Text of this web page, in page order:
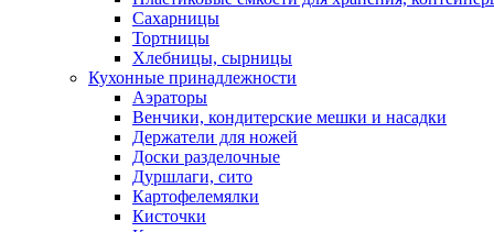
Сахарницы
Тортницы
Хлебницы, сырницы
Кухонные принадлежности
Аэраторы
Венчики, кондитерские мешки и насадки
Держатели для ножей
Доски разделочные
Дуршлаги, сито
Картофелемялки
Кисточки